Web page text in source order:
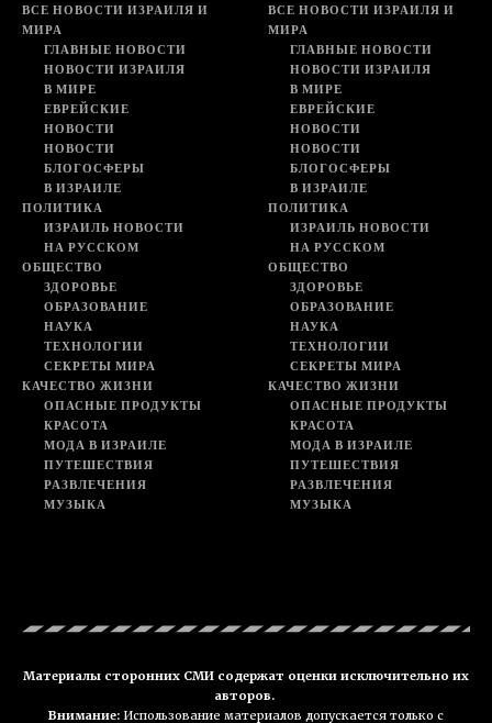
ВСЕ НОВОСТИ ИЗРАИЛЯ И
МИРА
ГЛАВНЫЕ НОВОСТИ
НОВОСТИ ИЗРАИЛЯ
В МИРЕ
ЕВРЕЙСКИЕ
НОВОСТИ
НОВОСТИ
БЛОГОСФЕРЫ
В ИЗРАИЛЕ
ПОЛИТИКА
ИЗРАИЛЬ НОВОСТИ
НА РУССКОМ
ОБЩЕСТВО
ЗДОРОВЬЕ
ОБРАЗОВАНИЕ
НАУКА
ТЕХНОЛОГИИ
СЕКРЕТЫ МИРА
КАЧЕСТВО ЖИЗНИ
ОПАСНЫЕ ПРОДУКТЫ
КРАСОТА
МОДА В ИЗРАИЛЕ
ПУТЕШЕСТВИЯ
РАЗВЛЕЧЕНИЯ
МУЗЫКА
ВСЕ НОВОСТИ ИЗРАИЛЯ И
МИРА
ГЛАВНЫЕ НОВОСТИ
НОВОСТИ ИЗРАИЛЯ
В МИРЕ
ЕВРЕЙСКИЕ
НОВОСТИ
НОВОСТИ
БЛОГОСФЕРЫ
В ИЗРАИЛЕ
ПОЛИТИКА
ИЗРАИЛЬ НОВОСТИ
НА РУССКОМ
ОБЩЕСТВО
ЗДОРОВЬЕ
ОБРАЗОВАНИЕ
НАУКА
ТЕХНОЛОГИИ
СЕКРЕТЫ МИРА
КАЧЕСТВО ЖИЗНИ
ОПАСНЫЕ ПРОДУКТЫ
КРАСОТА
МОДА В ИЗРАИЛЕ
ПУТЕШЕСТВИЯ
РАЗВЛЕЧЕНИЯ
МУЗЫКА
Материалы сторонних СМИ содержат оценки исключительно их
авторов.
Внимание: Использование материалов допускается только с